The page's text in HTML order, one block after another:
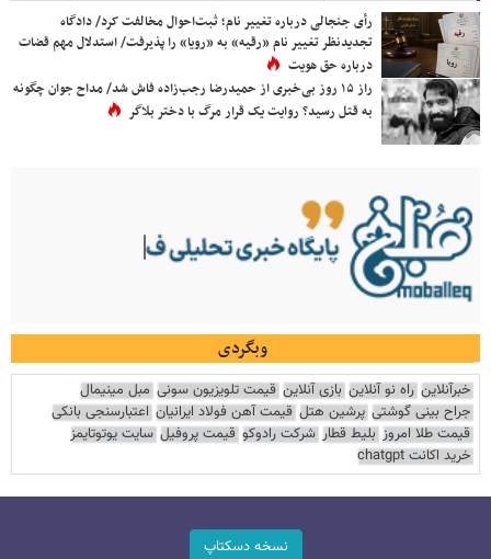
رأی جنجالی درباره تغییر نام؛ ثبت‌احوال مخالفت کرد/ دادگاه
تجدیدنظر تغییر نام «رقیه» به «رویا» را پذیرفت/ استدلال مهم قضات
درباره حق هویت
راز ۱۵ روز بی‌خبری از حمیدرضا رجب‌زاده فاش شد/ مداح جوان چگونه
به قتل رسید؟ روایت یک قرار مرگ با دختر بلاگر
وبگردی
خبرآنلاین راه نو آنلاین بازی آنلاین قیمت تلویزیون سونی مبل مینیمال
جراح بینی گوشتی پرشین هتل قیمت آهن فولاد ایرانیان اعتبارسنجی بانکی
قیمت طلا امروز بلیط قطار شرکت رادوکو قیمت پروفیل سایت یوتوتایمز
خرید اکانت chatgpt
نسخه دسکتاپ